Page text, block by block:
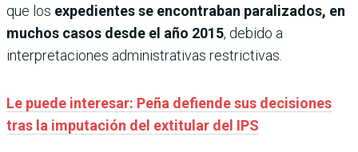
que los expedientes se encontraban paralizados, en
muchos casos desde el año 2015, debido a
interpretaciones administrativas restrictivas.
Le puede interesar: Peña defiende sus decisiones
tras la imputación del extitular del IPS